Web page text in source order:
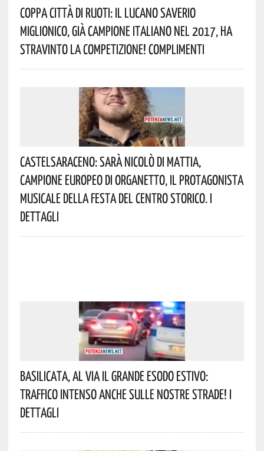
Coppa Città Di Ruoti: Il Lucano Saverio
Miglionico, Già Campione Italiano Nel 2017, Ha
Stravinto La Competizione! Complimenti
Castelsaraceno: Sarà Nicolò Di Mattia,
Campione Europeo Di Organetto, Il Protagonista
Musicale Della Festa Del Centro Storico. I
Dettagli
Basilicata, Al Via Il Grande Esodo Estivo:
Traffico Intenso Anche Sulle Nostre Strade! I
Dettagli